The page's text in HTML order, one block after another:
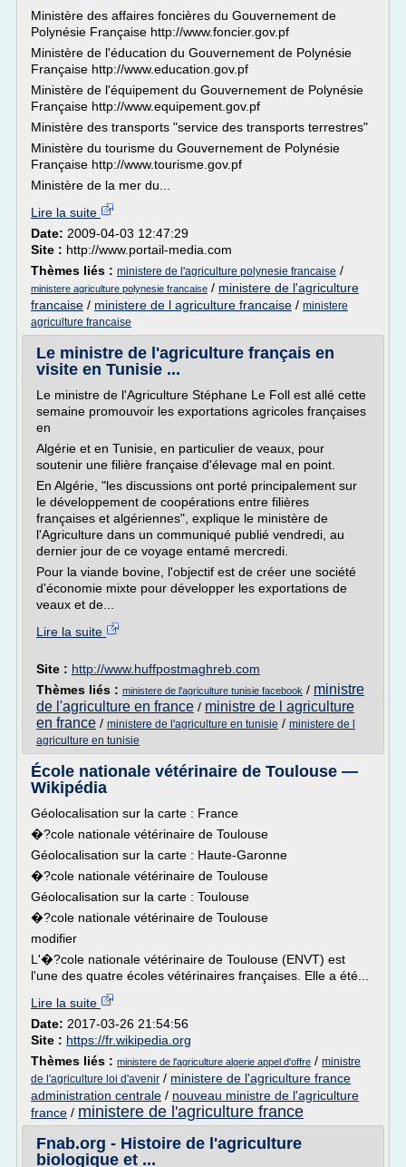
Ministère des affaires foncières du Gouvernement de
Polynésie Française http://www.foncier.gov.pf
Ministère de l'éducation du Gouvernement de Polynésie
Française http://www.education.gov.pf
Ministère de l'équipement du Gouvernement de Polynésie
Française http://www.equipement.gov.pf
Ministère des transports "service des transports terrestres"
Ministère du tourisme du Gouvernement de Polynésie
Française http://www.tourisme.gov.pf
Ministère de la mer du...
Lire la suite
Date: 2009-04-03 12:47:29
Site : http://www.portail-media.com
Thèmes liés : ministere de l'agriculture polynesie francaise /
ministere agriculture polynesie francaise / ministere de l'agriculture
francaise / ministere de l agriculture francaise / ministere
agriculture francaise
Le ministre de l'agriculture français en
visite en Tunisie ...
Le ministre de l'Agriculture Stéphane Le Foll est allé cette
semaine promouvoir les exportations agricoles françaises
en
Algérie et en Tunisie, en particulier de veaux, pour
soutenir une filière française d'élevage mal en point.
En Algérie, "les discussions ont porté principalement sur
le développement de coopérations entre filières
françaises et algériennes", explique le ministère de
l'Agriculture dans un communiqué publié vendredi, au
dernier jour de ce voyage entamé mercredi.
Pour la viande bovine, l'objectif est de créer une société
d'économie mixte pour développer les exportations de
veaux et de...
Lire la suite
Site : http://www.huffpostmaghreb.com
Thèmes liés : ministere de l'agriculture tunisie facebook / ministre
de l'agriculture en france / ministre de l agriculture
en france / ministere de l'agriculture en tunisie / ministere de l
agriculture en tunisie
École nationale vétérinaire de Toulouse —
Wikipédia
Géolocalisation sur la carte : France
�?cole nationale vétérinaire de Toulouse
Géolocalisation sur la carte : Haute-Garonne
�?cole nationale vétérinaire de Toulouse
Géolocalisation sur la carte : Toulouse
�?cole nationale vétérinaire de Toulouse
modifier
L'�?cole nationale vétérinaire de Toulouse (ENVT) est
l'une des quatre écoles vétérinaires françaises. Elle a été...
Lire la suite
Date: 2017-03-26 21:54:56
Site : https://fr.wikipedia.org
Thèmes liés : ministere de l'agriculture algerie appel d'offre / ministre
de l'agriculture loi d'avenir / ministere de l'agriculture france
administration centrale / nouveau ministre de l'agriculture
france / ministere de l'agriculture france
Fnab.org - Histoire de l'agriculture
biologique et ...